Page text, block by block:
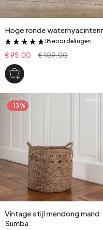
Hoge ronde
&
1 Beoordelingen
€ 95.00 € 109.00
-13%
Vintage stijl mendong mand
Sumba